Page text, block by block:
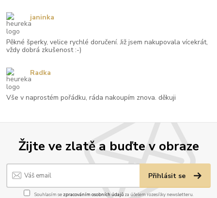
Žijte ve zlatě a buďte v obraze
Přihlásit se
Souhlasím se zpracováním osobních údajůza účelem rozesílky newsletteru.
Pěkné šperky, velice rychlé doručení. Již jsem nakupovala vícekrát,
vždy dobrá zkušenost :-)
janinka
Vše v naprostém pořádku, ráda nakoupím znova. děkuji
Radka